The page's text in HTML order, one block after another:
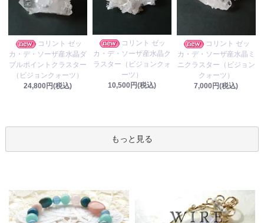
コリント ゼッ
カ・デ・ソーザ産水晶ダ
ブルポイントクラスター
（ビジョンクォーツ）
24,800円(税込)
コリント ゼッ
カ・デ・ソーザ産水晶ク
ラスター（ビジョンクォ
ーツ）
10,500円(税込)
コリント ゼッ
カ・デ・ソーザ産水晶ミ
ニクラスター（ビジョン
クォーツ）
7,000円(税込)
もっと見る